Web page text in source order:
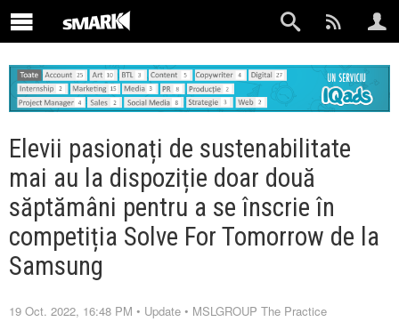
Elevii pasionați de sustenabilitate
mai au la dispoziție doar două
săptămâni pentru a se înscrie în
competiția Solve For Tomorrow de la
Samsung
19 Oct. 2022, 16:48 PM • Update • MSLGROUP The Practice